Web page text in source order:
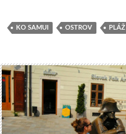
KO SAMUI OSTROV PLÁŽ